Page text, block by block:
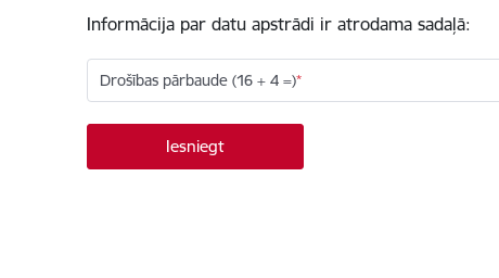
Informācija par datu apstrādi ir atrodama sadaļā:
Drošības pārbaude (16 + 4 =)